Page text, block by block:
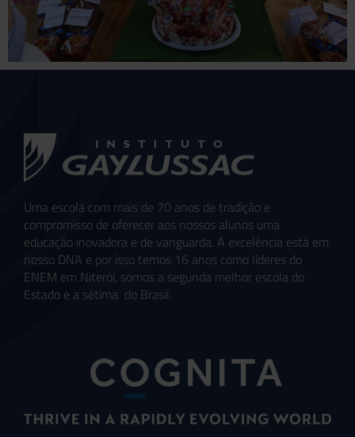
Uma escola com mais de 70 anos de tradição e
compromisso de oferecer aos nossos alunos uma
educação inovadora e de vanguarda. A excelência está em
nosso DNA e por isso temos 16 anos como líderes do
ENEM em Niterói, somos a segunda melhor escola do
Estado e a sétima do Brasil.